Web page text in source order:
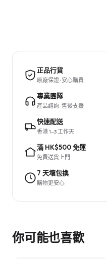
正品行貨
原廠保證 · 安心購買
專業團隊
產品諮詢 · 售後支援
快速配送
香港 1–3 工作天
滿 HK$500 免運
免費送貨上門
7 天壞包換
購物更安心
你可能也喜歡